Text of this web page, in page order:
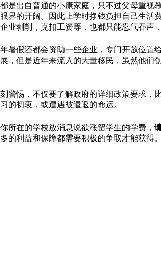
是出自普通的小康家庭，只不过父母重
界的开阔。因此上学时挣钱负担自己生
业剥削，克扣工资等，也都只能忍气吞声
暑假还都会资助一些企业，专门开放位
，但是近年来流入的大量移民，虽然他们
警惕，不仅要了解政府的详细政策要求
的初衷，或遭遇被遣返的命运。
所在的学校放消息说欲涨留学生的学费，
的利益和保障都需要积极的争取才能获得。